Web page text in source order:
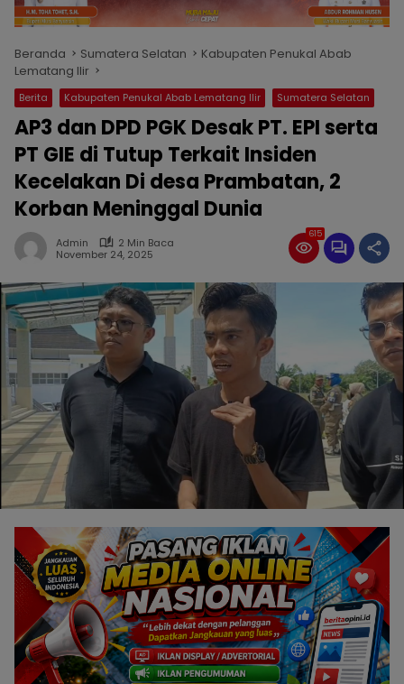
Beranda Sumatera Selatan
Kabupaten Penukal Abab
Lematang Ilir
Berita Kabupaten Penukal Abab Lematang Ilir Sumatera Selatan
‎AP3 dan DPD PGK Desak PT. EPI serta
PT GIE di Tutup Terkait Insiden
Kecelakan Di desa Prambatan, 2
Korban Meninggal Dunia
Admin
2 Min Baca
November 24, 2025
615